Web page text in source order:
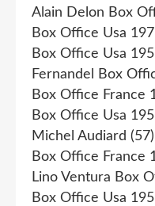
Alain Delon Box
Box Office Usa
Box Office Usa
Fernandel Box
Box Office France
Box Office Usa
Michel Audiard (57)
Box Office France
Lino Ventura Box
Box Office Usa